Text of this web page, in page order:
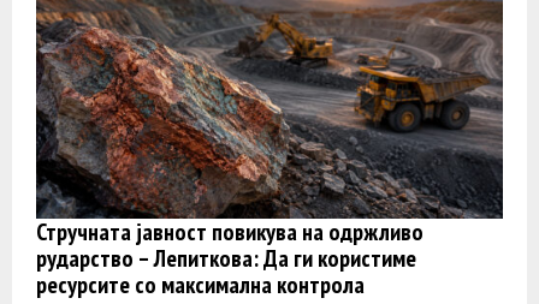
Стручната јавност повикува на одржливо
рударство – Лепиткова: Да ги користиме
ресурсите со максимална контрола